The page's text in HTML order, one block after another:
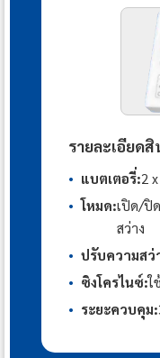
รายละเอียด
• แบตเตอรี่:2
• โหมด:เปิด/ปิ
สว่าง
• ปรับความสว่
• ซิงโครไนซ์:ใ
• ระยะควบคุม: